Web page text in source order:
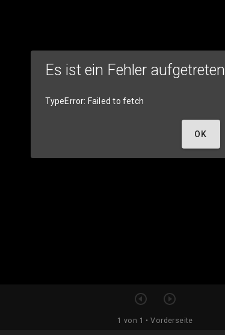
1 von 1 • Vorderseite
Es ist ein Fehler aufgetreten
TypeError: Failed to fetch
OK